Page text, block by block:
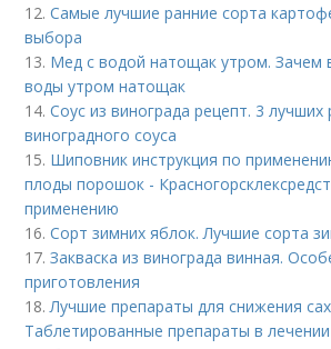
12.Самые лучшие ранние сорта
выбора
13. Мед с водой натощак утром. Зачем
воды утром натощак
14.Соус из винограда рецепт. 3 лучших
виноградного соуса
15. Шиповник инструкция по
плоды порошок -
применению
16.Сорт зимних яблок. Лучшие сорта
17.Закваска из винограда винная.
приготовления
18.Лучшие препараты для снижения
Таблетированные препараты в